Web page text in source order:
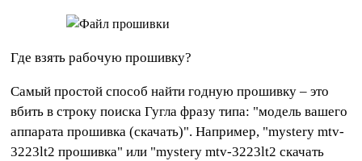
Где взять рабочую прошивку?
Самый простой способ найти годную прошивку – это
вбить в строку поиска Гугла фразу типа: "модель вашего
аппарата прошивка (скачать)". Например, "mystery mtv-
3223lt2 прошивка" или "mystery mtv-3223lt2 скачать